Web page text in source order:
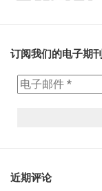
订阅我们的电子期刊
近期评论